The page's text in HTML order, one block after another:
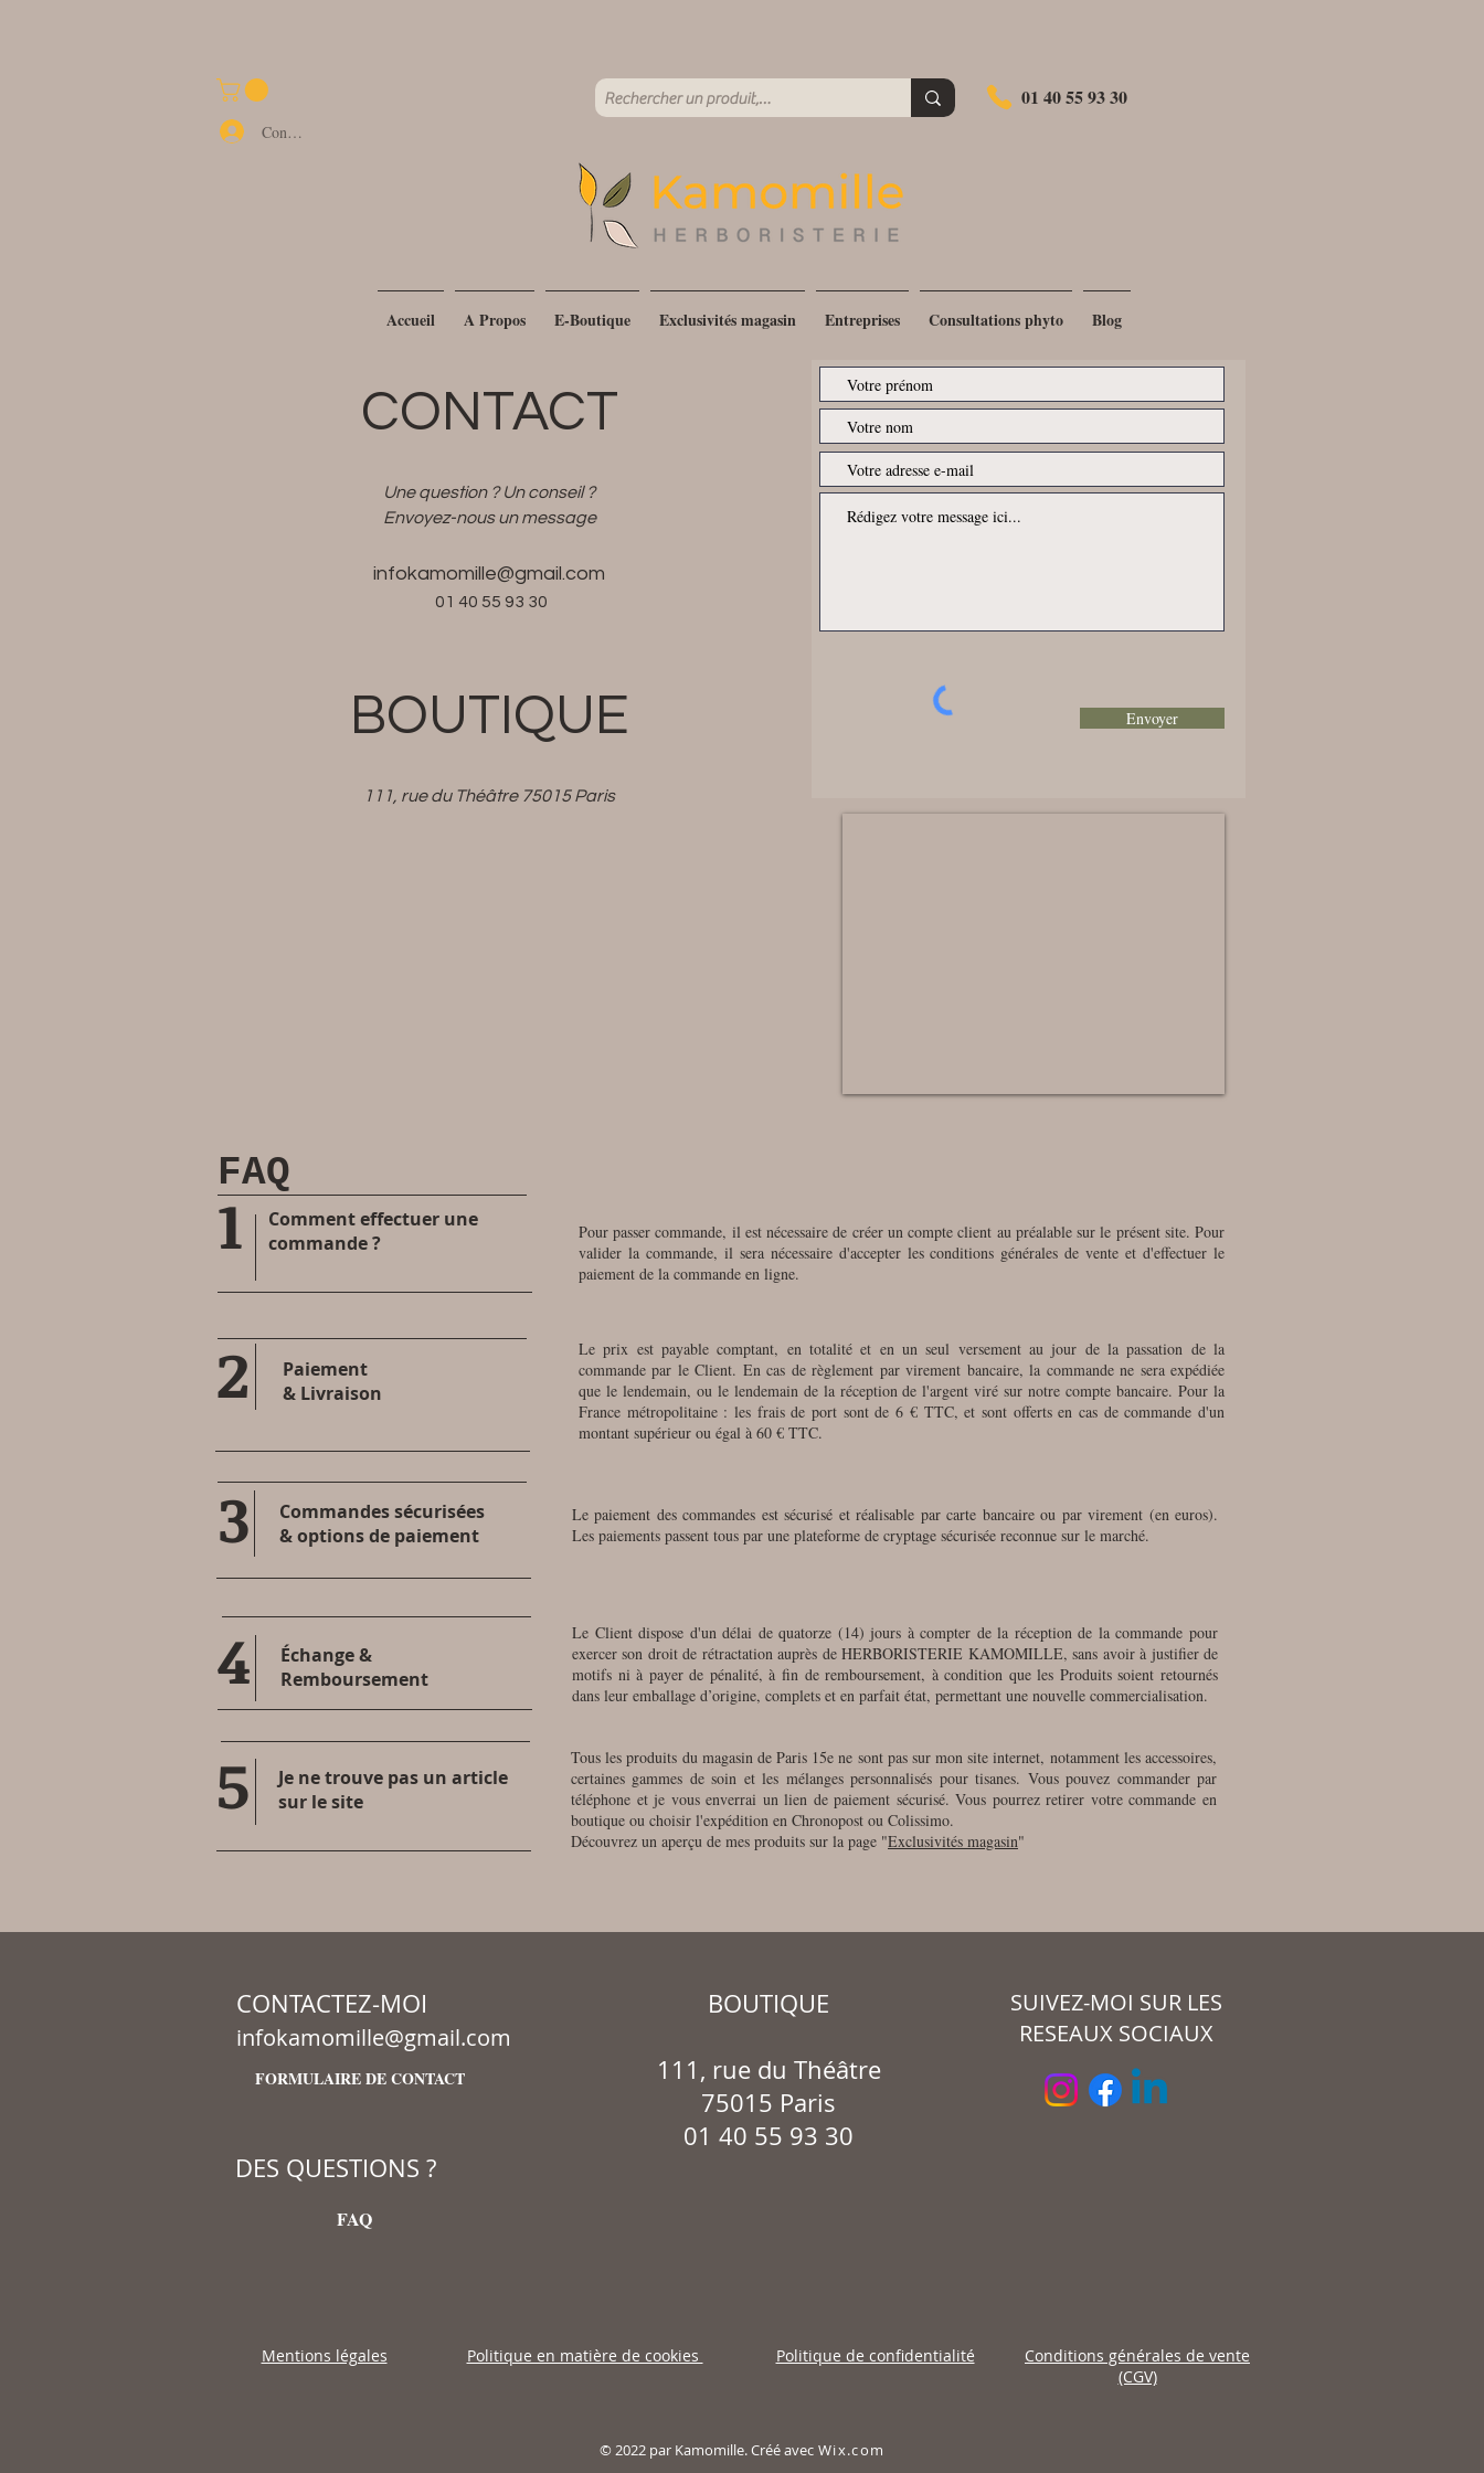
Connexion
01 40 55 93 30
Accueil A Propos E-Boutique Exclusivités magasin Entreprises Consultations phyto Blog
CONTACT
Une question ? Un conseil ?
Envoyez-nous un message
infokamomille@gmail.com
01 40 55 93 30
BOUTIQUE
111, rue du Théâtre 75015 Paris
Envoyer
FAQ
1
​Comment effectuer une
commande ?
Pour passer commande, il est nécessaire de créer un compte client au préalable sur le présent site. Pour
valider la commande, il sera nécessaire d'accepter les conditions générales de vente et d'effectuer le
paiement de la commande en ligne.
2
Paiement
& Livraison
Le prix est payable comptant, en totalité et en un seul versement au jour de la passation de la
commande par le Client. En cas de règlement par virement bancaire, la commande ne sera expédiée
que le lendemain, ou le lendemain de la réception de l'argent viré sur notre compte bancaire. Pour la
France métropolitaine : les frais de port sont de 6 € TTC, et sont offerts en cas de commande d'un
montant supérieur ou égal à 60 € TTC.
3
Commandes sécurisées
& options de paiement
Le paiement des commandes est sécurisé et réalisable par carte bancaire ou par virement (en euros).
Les paiements passent tous par une plateforme de cryptage sécurisée reconnue sur le marché.
4
Échange &
Remboursement
Le Client dispose d'un délai de quatorze (14) jours à compter de la réception de la commande pour
exercer son droit de rétractation auprès de HERBORISTERIE KAMOMILLE, sans avoir à justifier de
motifs ni à payer de pénalité, à fin de remboursement, à condition que les Produits soient retournés
dans leur emballage d’origine, complets et en parfait état, permettant une nouvelle commercialisation.
5
Je ne trouve pas un article
sur le site
Tous les produits du magasin de Paris 15e ne sont pas sur mon site internet, notamment les accessoires,
certaines gammes de soin et les mélanges personnalisés pour tisanes. Vous pouvez commander par
téléphone et je vous enverrai un lien de paiement sécurisé. Vous pourrez retirer votre commande en
boutique ou choisir l'expédition en Chronopost ou Colissimo.
Découvrez un aperçu de mes produits sur la page "Exclusivités magasin"
CONTACTEZ-MOI
infokamomille@gmail.com
FORMULAIRE DE CONTACT
DES QUESTIONS ?
BOUTIQUE
111, rue du Théâtre
75015 Paris
01 40 55 93 30
SUIVEZ-MOI SUR LES
RESEAUX SOCIAUX
FAQ
Mentions légales Politique en matière de cookies Politique de confidentialité
Conditions générales de vente
(CGV)
© 2022 par Kamomille. Créé avec Wix.com